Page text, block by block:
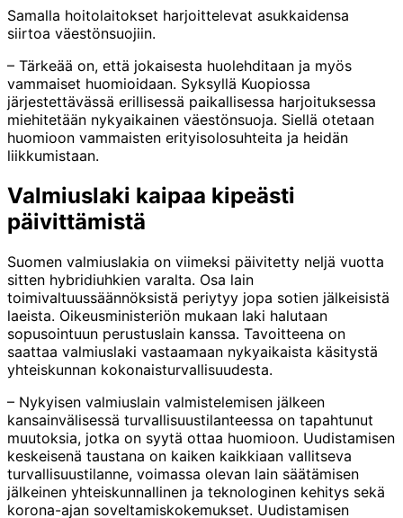
Samalla hoitolaitokset harjoittelevat asukkaidensa
siirtoa väestönsuojiin.
– Tärkeää on, että jokaisesta huolehditaan ja myös
vammaiset huomioidaan. Syksyllä Kuopiossa
järjestettävässä erillisessä paikallisessa harjoituksessa
miehitetään nykyaikainen väestönsuoja. Siellä otetaan
huomioon vammaisten erityisolosuhteita ja heidän
liikkumistaan.
Valmiuslaki kaipaa kipeästi
päivittämistä
Suomen valmiuslakia on viimeksi päivitetty neljä vuotta
sitten hybridiuhkien varalta. Osa lain
toimivaltuussäännöksistä periytyy jopa sotien jälkeisistä
laeista. Oikeusministeriön mukaan laki halutaan
sopusointuun perustuslain kanssa. Tavoitteena on
saattaa valmiuslaki vastaamaan nykyaikaista käsitystä
yhteiskunnan kokonaisturvallisuudesta.
– Nykyisen valmiuslain valmistelemisen jälkeen
kansainvälisessä turvallisuustilanteessa on tapahtunut
muutoksia, jotka on syytä ottaa huomioon. Uudistamisen
keskeisenä taustana on kaiken kaikkiaan vallitseva
turvallisuustilanne, voimassa olevan lain säätämisen
jälkeinen yhteiskunnallinen ja teknologinen kehitys sekä
korona-ajan soveltamiskokemukset. Uudistamisen